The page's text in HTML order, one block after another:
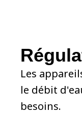
Les
le débit
besoins.